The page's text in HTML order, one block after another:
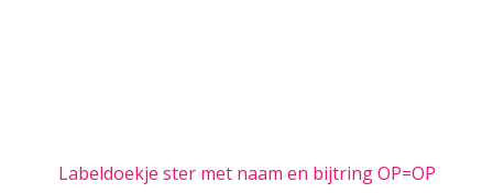
Labeldoekje ster met naam en bijtring OP=OP